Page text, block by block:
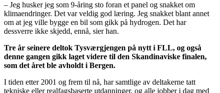
– Jeg husker jeg som 9-åring sto foran et panel og snakket om
klimaendringer. Det var veldig god læring. Jeg snakket blant annet
om at jeg ville bygge en bil som gikk på hydrogen. Det har
dessverre ikke skjedd, ennå, sier han.
Tre år seinere deltok Tysværgjengen på nytt i FLL, og også
denne gangen gikk laget videre til den Skandinaviske finalen,
som det året ble avholdt i Bergen.
I tiden etter 2001 og frem til nå, har samtlige av deltakerne tatt
tekniske eller realfagsbaserte utdanninger, og alle jobber i dag med